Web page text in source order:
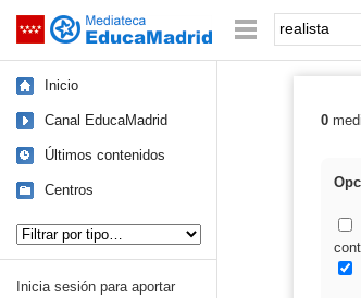
Saltar navegación Palabra o
Inicio
Canal EducaMadrid
Últimos contenidos
Centros
Inicia sesión para aportar
0